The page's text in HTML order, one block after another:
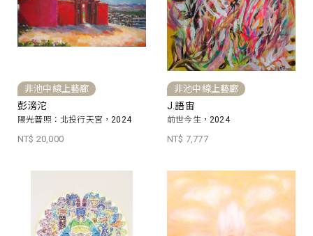
非池中線上藝廊
彭滂沱
陽光普照：北投行天宮，2024
NT$ 20,000
非池中線上藝廊
J.語宙
前世今生，2024
NT$ 7,777